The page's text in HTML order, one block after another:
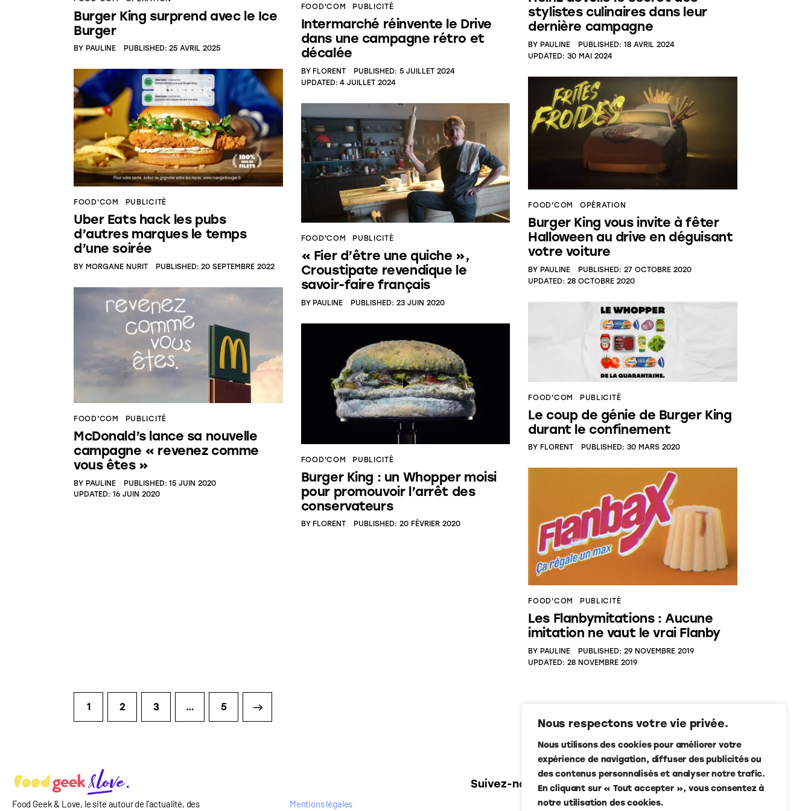
Nous respectons votre vie privée.
Nous utilisons des cookies pour améliorer votre
expérience de navigation, diffuser des publicités ou
des contenus personnalisés et analyser notre trafic.
En cliquant sur « Tout accepter », vous consentez à
notre utilisation des cookies.
Burger King surprend avec le Ice
Burger
BY PAULINE PUBLISHED: 25 AVRIL 2025
FOOD'COM PUBLICITÉ
Intermarché réinvente le Drive
dans une campagne rétro et
décalée
BY FLORENT PUBLISHED: 5 JUILLET 2024
UPDATED: 4 JUILLET 2024
stylistes culinaires dans leur
dernière campagne
BY PAULINE PUBLISHED: 18 AVRIL 2024
UPDATED: 30 MAI 2024
FOOD'COM PUBLICITÉ
Uber Eats hack les pubs
d’autres marques le temps
d’une soirée
BY MORGANE NURIT PUBLISHED: 20 SEPTEMBRE 2022
FOOD'COM OPÉRATION
Burger King vous invite à fêter
Halloween au drive en déguisant
votre voiture
BY PAULINE PUBLISHED: 27 OCTOBRE 2020
UPDATED: 28 OCTOBRE 2020
FOOD'COM PUBLICITÉ
« Fier d’être une quiche »,
Croustipate revendique le
savoir-faire français
BY PAULINE PUBLISHED: 23 JUIN 2020
FOOD'COM PUBLICITÉ
McDonald’s lance sa nouvelle
campagne « revenez comme
vous êtes »
BY PAULINE PUBLISHED: 15 JUIN 2020
UPDATED: 16 JUIN 2020
FOOD'COM PUBLICITÉ
Le coup de génie de Burger King
durant le confinement
BY FLORENT PUBLISHED: 30 MARS 2020
FOOD'COM
PUBLICITÉ
Burger King : un Whopper moisi
pour promouvoir l’arrêt des
conservateurs
BY FLORENT PUBLISHED: 20 FÉVRIER 2020
FOOD'COM PUBLICITÉ
Les Flanbymitations : Aucune
imitation ne vaut le vrai Flanby
BY PAULINE PUBLISHED: 29 NOVEMBRE 2019
UPDATED: 28 NOVEMBRE 2019
1 2 3 … 5
Food Geek & Love, le site autour de l’actualité, des Mentions légales
Suivez-nous